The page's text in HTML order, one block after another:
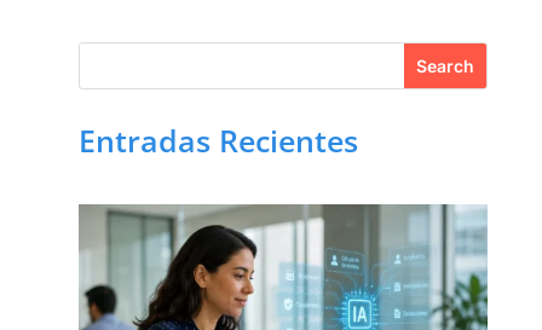
Entradas Recientes